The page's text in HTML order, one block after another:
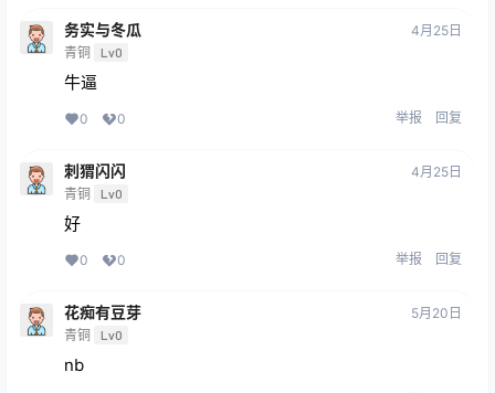
务实与冬瓜
青铜 Lv0
4月25日
牛逼
0 0 举报 回复
刺猬闪闪
青铜 Lv0
4月25日
好
0 0 举报 回复
花痴有豆芽
青铜 Lv0
5月20日
nb